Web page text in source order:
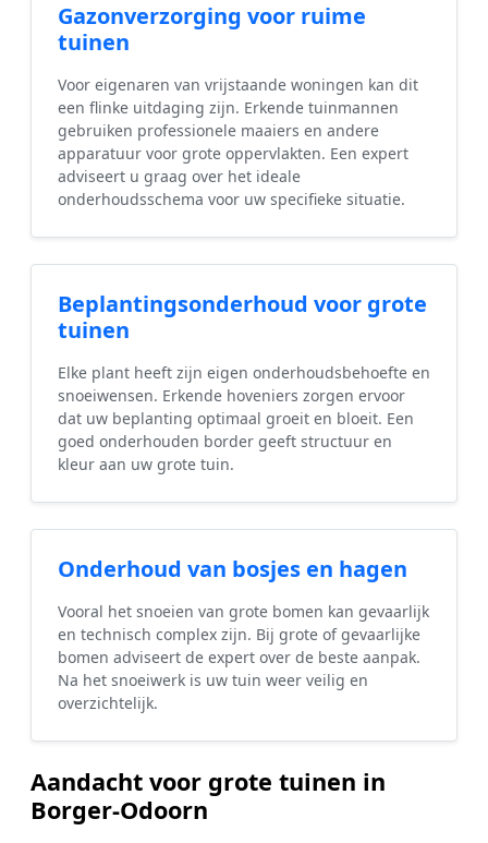
Gazonverzorging voor ruime
tuinen
Voor eigenaren van vrijstaande woningen kan dit
een flinke uitdaging zijn. Erkende tuinmannen
gebruiken professionele maaiers en andere
apparatuur voor grote oppervlakten. Een expert
adviseert u graag over het ideale
onderhoudsschema voor uw specifieke situatie.
Beplantingsonderhoud voor grote
tuinen
Elke plant heeft zijn eigen onderhoudsbehoefte en
snoeiwensen. Erkende hoveniers zorgen ervoor
dat uw beplanting optimaal groeit en bloeit. Een
goed onderhouden border geeft structuur en
kleur aan uw grote tuin.
Onderhoud van bosjes en hagen
Vooral het snoeien van grote bomen kan gevaarlijk
en technisch complex zijn. Bij grote of gevaarlijke
bomen adviseert de expert over de beste aanpak.
Na het snoeiwerk is uw tuin weer veilig en
overzichtelijk.
Aandacht voor grote tuinen in
Borger-Odoorn